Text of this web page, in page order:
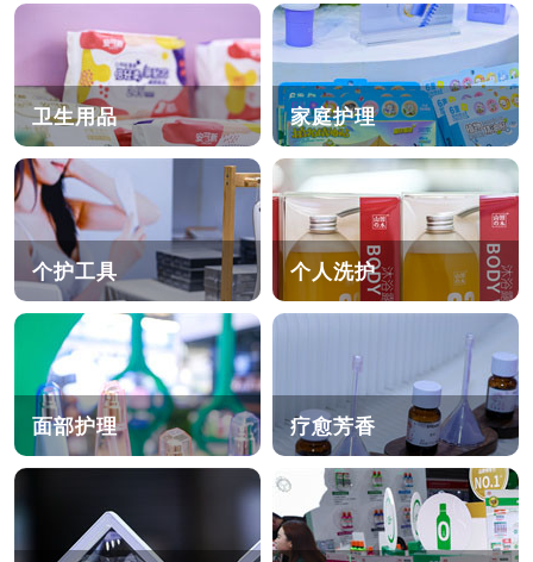
卫生用品 家庭护理
个护工具 个人洗护
面部护理 疗愈芳香